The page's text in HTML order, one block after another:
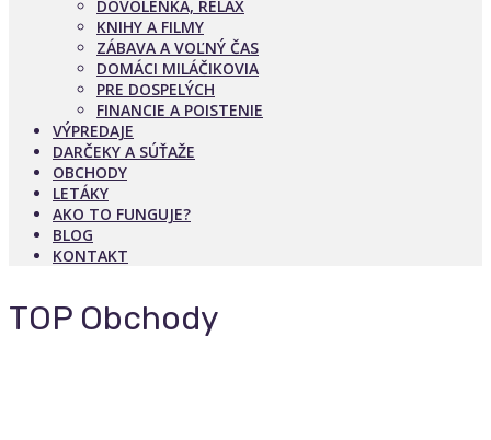
DOVOLENKA, RELAX
KNIHY A FILMY
ZÁBAVA A VOĽNÝ ČAS
DOMÁCI MILÁČIKOVIA
PRE DOSPELÝCH
FINANCIE A POISTENIE
VÝPREDAJE
DARČEKY A SÚŤAŽE
OBCHODY
LETÁKY
AKO TO FUNGUJE?
BLOG
KONTAKT
TOP Obchody